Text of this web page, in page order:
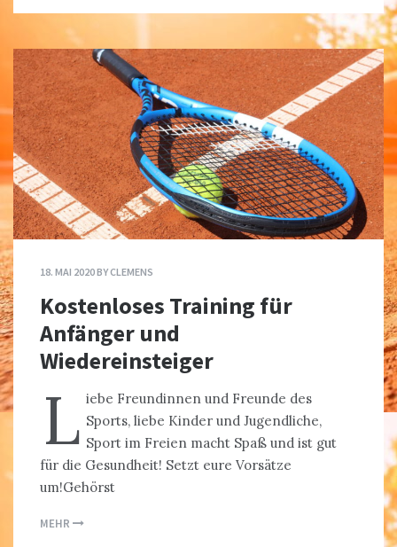
18. MAI 2020BYCLEMENS
Kostenloses Training für
Anfänger und
Wiedereinsteiger
L iebe Freundinnen und Freunde des
Sports, liebe Kinder und Jugendliche,
Sport im Freien macht Spaß und ist gut
für die Gesundheit! Setzt eure Vorsätze
um!Gehörst
MEHR